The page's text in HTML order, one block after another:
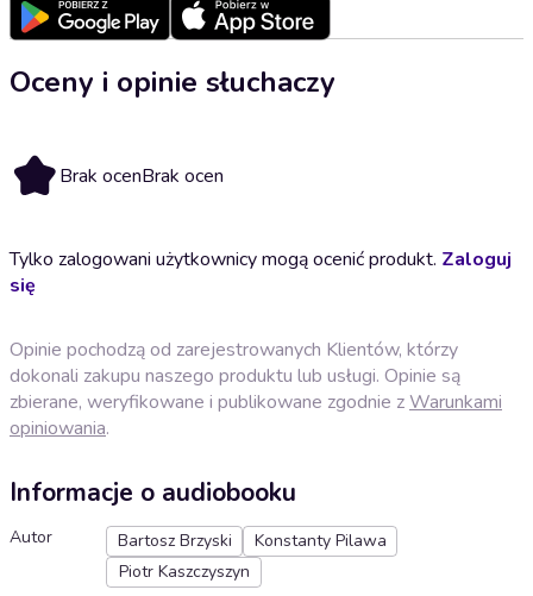
Oceny i opinie słuchaczy
Brak ocenBrak ocen
Tylko zalogowani użytkownicy mogą ocenić produkt. Zaloguj
się
Opinie pochodzą od zarejestrowanych Klientów, którzy
dokonali zakupu naszego produktu lub usługi. Opinie są
zbierane, weryfikowane i publikowane zgodnie zWarunkami
opiniowania.
Informacje o audiobooku
Autor Bartosz Brzyski
Konstanty Pilawa
Piotr Kaszczyszyn